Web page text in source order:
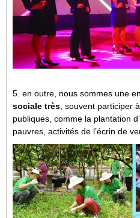
5. en outre, nous sommes une
sociale très , souvent participer
publiques, comme la plantation
pauvres, activités de l’écrin de